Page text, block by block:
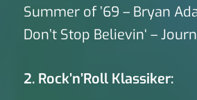
Summer of ’69 – Bryan
Don’t Stop Believin‘ –
2. Rock’n’Roll Klassiker: